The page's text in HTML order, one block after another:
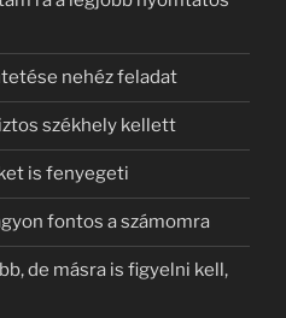
nehéz feladat
székhely kellett
is fenyegeti
fontos a számomra
de másra is figyelni kell,